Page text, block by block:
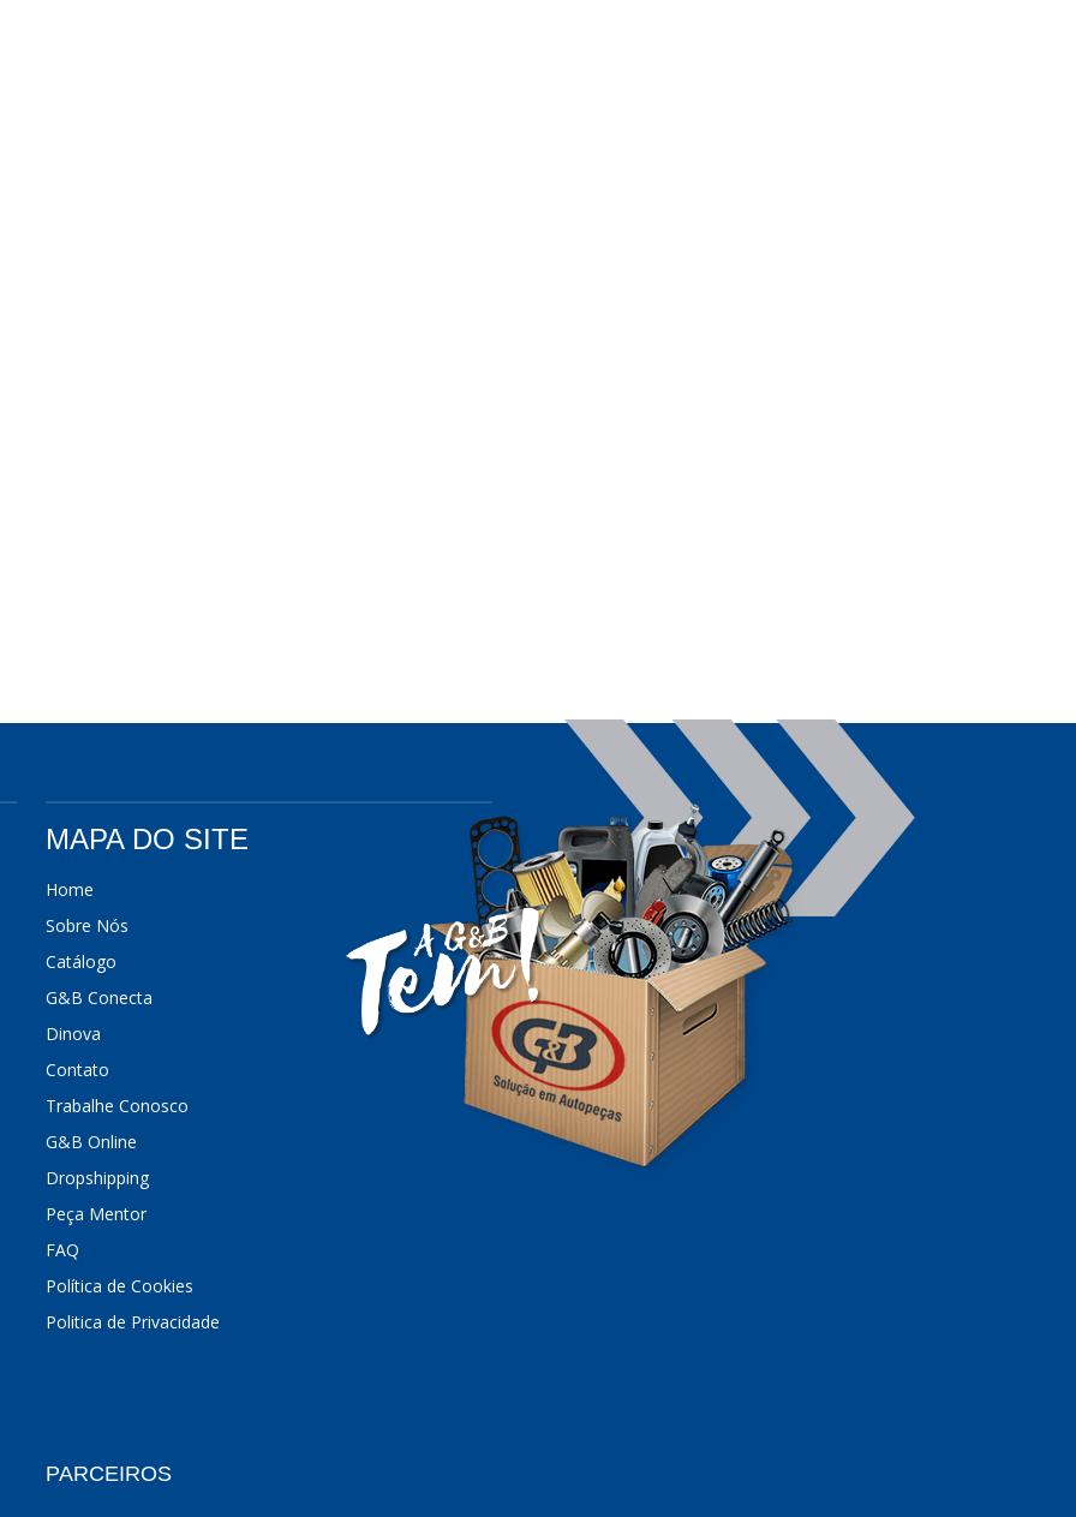
MAPA DO SITE
Home
Sobre Nós
Catálogo
G&B Conecta
Dinova
Contato
Trabalhe Conosco
G&B Online
Dropshipping
Peça Mentor
FAQ
Política de Cookies
Politica de Privacidade
PARCEIROS